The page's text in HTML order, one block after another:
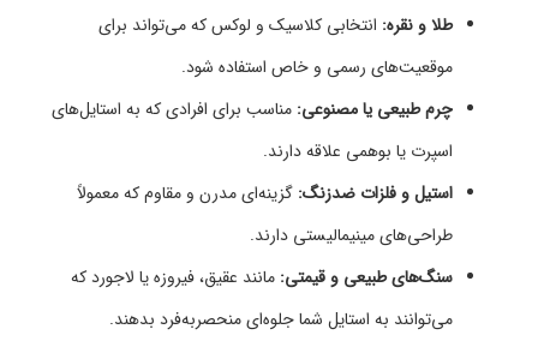
طلا و نقره: انتخابی کلاسیک و لوکس که می‌تواند برای
موقعیت‌های رسمی و خاص استفاده شود.
چرم طبیعی یا مصنوعی: مناسب برای افرادی که به استایل‌های
اسپرت یا بوهمی علاقه دارند.
استیل و فلزات ضدزنگ: گزینه‌ای مدرن و مقاوم که معمولاً
طراحی‌های مینیمالیستی دارند.
سنگ‌های طبیعی و قیمتی: مانند عقیق، فیروزه یا لاجورد که
می‌توانند به استایل شما جلوه‌ای منحصر‌به‌فرد بدهند.